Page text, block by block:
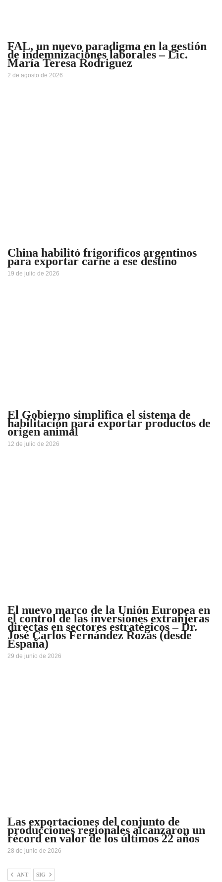
FAL, un nuevo paradigma en la gestión
de indemnizaciones laborales – Lic.
María Teresa Rodriguez
2 de agosto de 2026
China habilitó frigoríficos argentinos
para exportar carne a ese destino
19 de julio de 2026
El Gobierno simplifica el sistema de
habilitación para exportar productos de
origen animal
12 de julio de 2026
El nuevo marco de la Unión Europea en
el control de las inversiones extranjeras
directas en sectores estratégicos – Dr.
José Carlos Fernández Rozas (desde
España)
29 de junio de 2026
Las exportaciones del conjunto de
producciones regionales alcanzaron un
récord en valor de los últimos 22 años
28 de junio de 2026
ANT SIG